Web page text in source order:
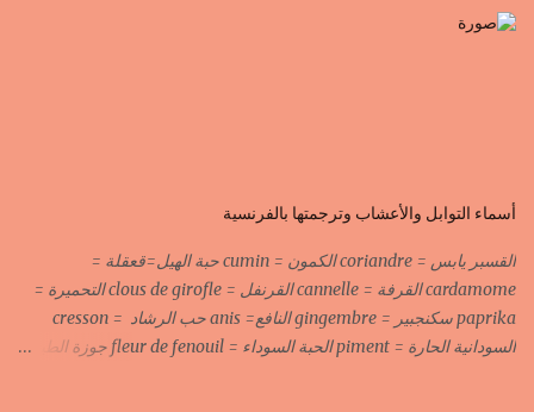
أسماء التوابل والأعشاب وترجمتها بالفرنسية
القسبر يابس = coriandre الكمون = cumin حبة الهيل=قعقلة =
cardamome القرفة = cannelle القرنفل = clous de girofle التحميرة =
paprika سكنجبير = gingembre النافع= anis حب الرشاد = cresson
السودانية الحارة = piment الحبة السوداء = fleur de fenouil جوزة الطيب